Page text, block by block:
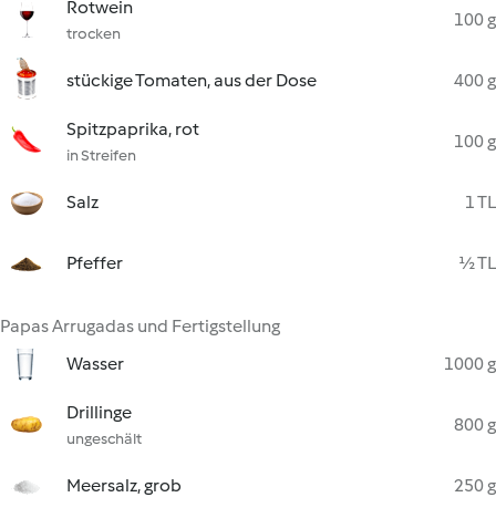
Rotwein
trocken
100 g
stückige Tomaten, aus der Dose 400 g
Spitzpaprika, rot
in Streifen
100 g
Salz 1 TL
Pfeffer ½ TL
Papas Arrugadas und Fertigstellung
Wasser
1000 g
Drillinge
ungeschält
800 g
Meersalz, grob 250 g